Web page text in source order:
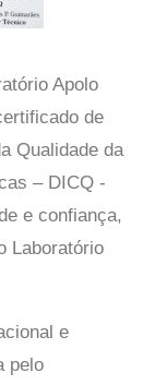
Apolo
de
Qualidade da
– DICQ -
e confiança,
Laboratório
e
pelo